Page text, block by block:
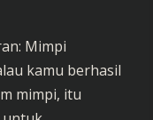
Mimpi
kamu berhasil
mimpi, itu